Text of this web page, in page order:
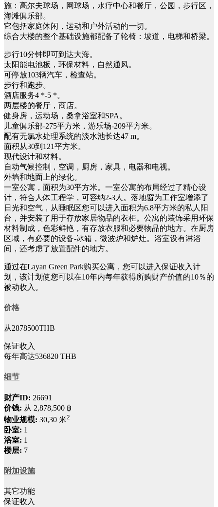
施：高尔夫球场，网球场，水疗中心和餐厅，公园，步行区，
海滩俱乐部。
它包括家庭休闲，运动和户外活动的一切。
综合大楼的整个基础设施都配备了轮椅：坡道，电梯和桥梁。
步行10分钟即可到达大海。
太阳能电池板，环保材料，自然通风。
可停放103辆汽车，检查站。
步行和跑步。
酒店服务4 *-5 *。
两层楼的餐厅，商店。
健身房，运动场，桑拿浴室和SPA。
儿童俱乐部-275平方米，游乐场-209平方米。
配有无氯水处理系统的淡水池长达47 m。
面积从30到121平方米。
现代设计和材料。
自动气候控制，空调，厨房，家具，电器和电视。
外墙和地面上的绿化。
一室公寓，面积为30平方米。一室公寓的布局经过了精心设
计，符合人体工程学，可容纳2-3人。落地窗为工作室增添了
日光和空气，从睡眠区您可以进入面积为6.8平方米的私人阳
台，并安装了用于存放家居物品的衣柜。公寓的装饰采用环保
材料制成，色彩鲜艳，有存放衣服和必要物品的地方。在厨房
区域，有必要的设备-冰箱，微波炉和炉灶。浴室设有淋浴
间，还考虑了放置配件的地方。
通过在Layan Green Park购买公寓，您可以进入保证收入计
划，该计划使您可以在10年内每年获得所购财产价值的10％的
被动收入。
价格
从2878500THB
保证收入
每年高达536820 THB
细节
财产ID: 26691
价钱: 从 2,878,500 ฿
物业规模: 30,30 米2
卧室: 1
浴室: 1
楼层: 7
附加设施
其它功能
保证收入